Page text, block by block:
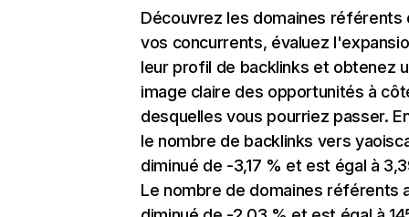
Découvrez les domaines référents
vos concurrents, évaluez
leur profil de backlinks et obtenez
image claire des opportunités à
desquelles vous pourriez passer.
le nombre de backlinks vers
diminué de -3,17 % et est égal à
Le nombre de domaines référents